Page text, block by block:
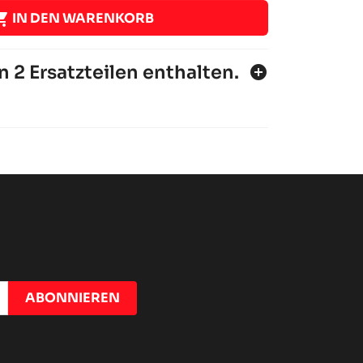
IN DEN WARENKORB
2 Ersatzteilen enthalten. add_circle